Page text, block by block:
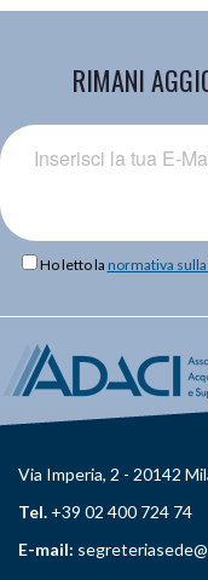
RIMANI
Ho letto la normativa
Via Imperia, 2 - 20142
Tel. +39 02 400 724 74
E-mail: